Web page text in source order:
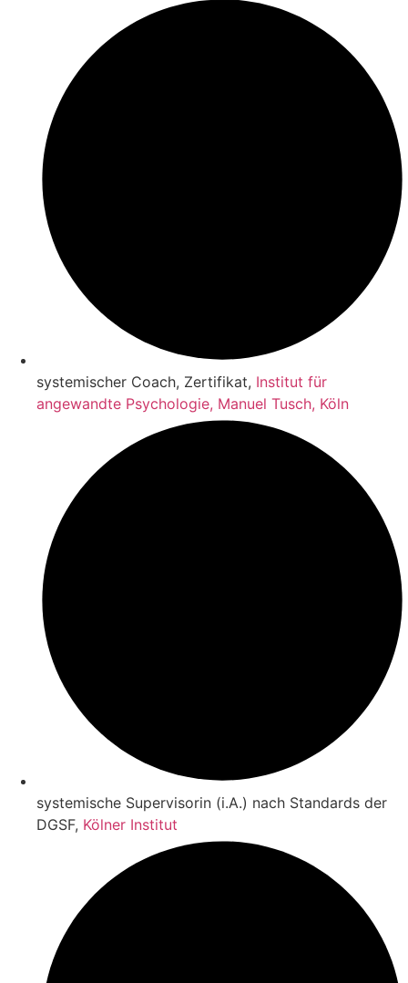
systemischer Coach, Zertifikat, Institut für
angewandte Psychologie, Manuel Tusch, Köln
systemische Supervisorin (i.A.) nach Standards der
DGSF, Kölner Institut